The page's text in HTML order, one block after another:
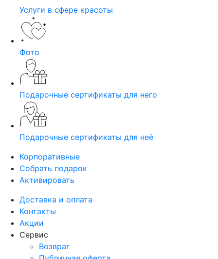
Услуги в сфере красоты
Фото
Подарочные сертификаты для него
Подарочные сертификаты для неё
Корпоративные
Собрать подарок
Активировать
Доставка и оплата
Контакты
Акции
Сервис
Возврат